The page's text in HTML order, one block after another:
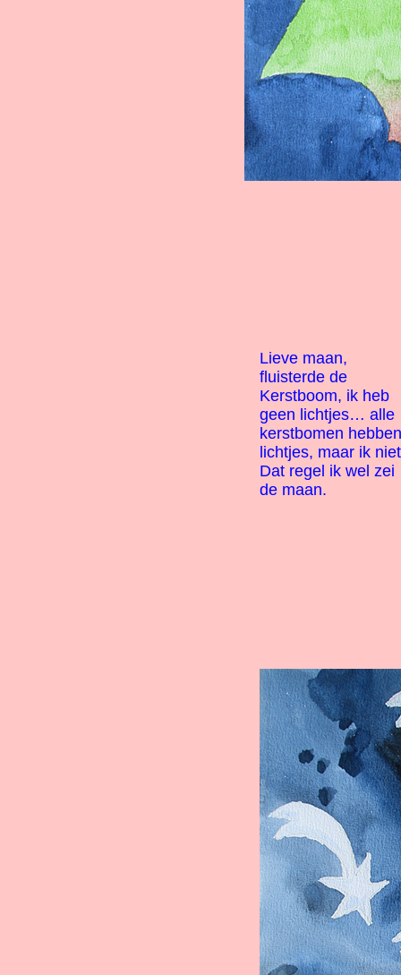
Lieve maan,
fluisterde de
Kerstboom, ik heb
geen lichtjes… alle
kerstbomen hebben
lichtjes, maar ik
Dat regel ik wel zei
de maan.